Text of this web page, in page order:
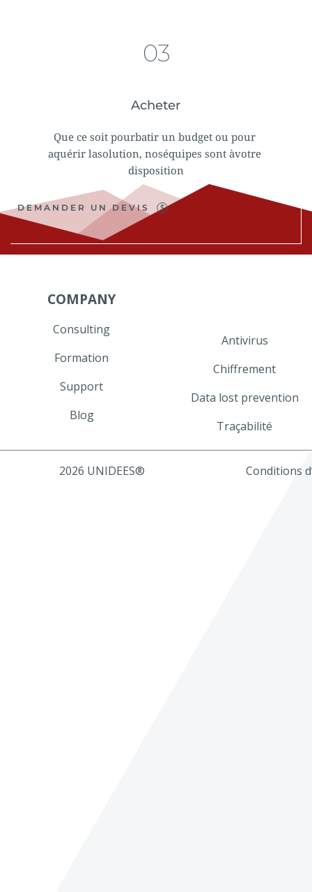
03
Acheter
Que ce soit pourbatir un budget ou pour
aquérir lasolution, noséquipes sont àvotre
disposition
DEMANDER UN DEVIS
COMPANY
Consulting
Formation
Support
Blog
Antivirus
Chiffrement
Data lost prevention
Traçabilité
2026 UNIDEES® Conditions